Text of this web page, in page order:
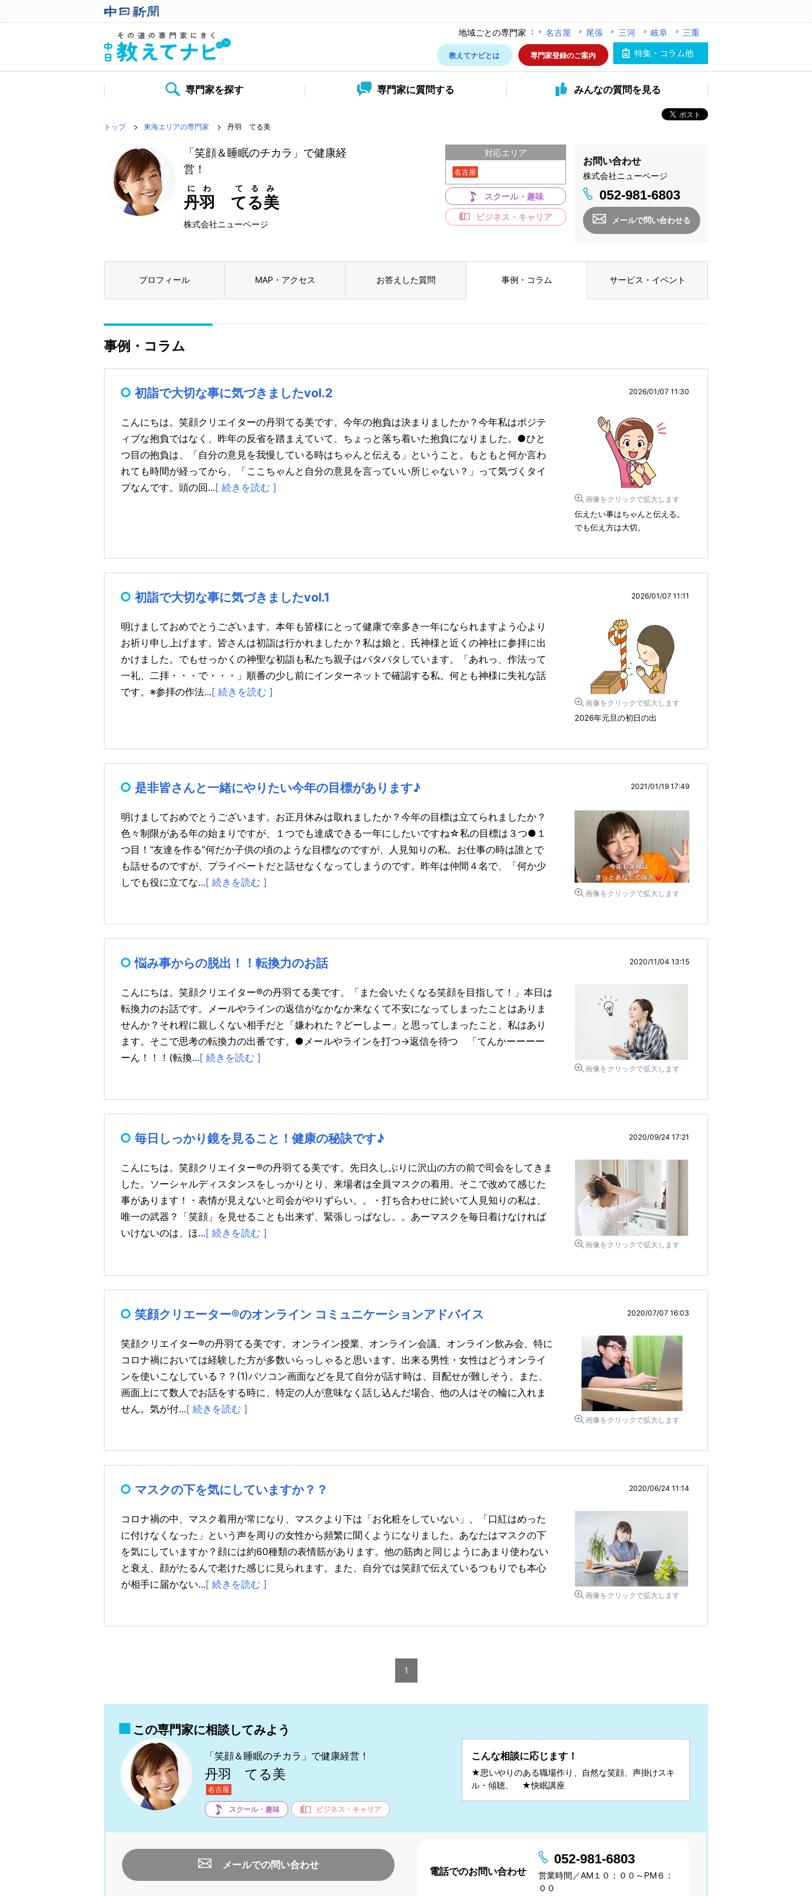
地域ごとの専門家 名古屋 尾張 三河 岐阜
三重
特集・コラム他
教えてナビとは 専門家登録のご案内
専門家を探す 専門家に質問する みんなの質問を見る
トップ 東海エリアの専門家 丹羽 てる美
「笑顔＆睡眠のチカラ」で健康経
営！
丹羽 てる美
にわ てるみ
株式会社ニューページ
お問い合わせ
株式会社ニューページ
052-981-6803
メールで問い合わせる
対応エリア
名古屋
スクール・趣味
ビジネス・キャリア
プロフィール MAP・アクセス お答えした質問 事例・コラム サービス・イベント
事例・コラム
初詣で大切な事に気づきましたvol.2 2026/01/07 11:30
こんにちは。笑顔クリエイターの丹羽てる美です。今年の抱負は決まりましたか？今年私はポジテ
ィブな抱負ではなく、昨年の反省を踏まえていて、ちょっと落ち着いた抱負になりました。●ひと
つ目の抱負は、「自分の意見を我慢している時はちゃんと伝える」ということ。もともと何か言わ
れても時間が経ってから、「ここちゃんと自分の意見を言っていい所じゃない？」って気づくタイ
プなんです。頭の回...[ 続きを読む ]
画像をクリックで拡大します
伝えたい事はちゃんと伝える。
でも伝え方は大切。
初詣で大切な事に気づきましたvol.1 2026/01/07 11:11
明けましておめでとうございます。本年も皆様にとって健康で幸多き一年になられますよう心より
お祈り申し上げます。皆さんは初詣は行かれましたか？私は娘と、氏神様と近くの神社に参拝に出
かけました。でもせっかくの神聖な初詣も私たち親子はバタバタしています。「あれっ、作法って
一礼、二拝・・・で・・・」順番の少し前にインターネットで確認する私。何とも神様に失礼な話
です。※参拝の作法...[ 続きを読む ]
画像をクリックで拡大します
2026年元旦の初日の出
是非皆さんと一緒にやりたい今年の目標があります♪ 2021/01/19 17:49
明けましておめでとうございます。お正月休みは取れましたか？今年の目標は立てられましたか？
色々制限がある年の始まりですが、１つでも達成できる一年にしたいですね☆私の目標は３つ●１
つ目！“友達を作る”何だか子供の頃のような目標なのですが、人見知りの私。お仕事の時は誰とで
も話せるのですが、プライベートだと話せなくなってしまうのです。昨年は仲間４名で、「何か少
しでも役に立てな...[ 続きを読む ]
画像をクリックで拡大します
悩み事からの脱出！！転換力のお話 2020/11/04 13:15
こんにちは。笑顔クリエイター®の丹羽てる美です。「また会いたくなる笑顔を目指して！」本日は
転換力のお話です。メールやラインの返信がなかなか来なくて不安になってしまったことはありま
せんか？それ程に親しくない相手だと「嫌われた？どーしよー」と思ってしまったこと、私はあり
ます。そこで思考の転換力の出番です。●メールやラインを打つ→返信を待つ 「てんかーーーー
ーん！！！(転換...[ 続きを読む ]
画像をクリックで拡大します
毎日しっかり鏡を見ること！健康の秘訣です♪ 2020/09/24 17:21
こんにちは。笑顔クリエイター®の丹羽てる美です。先日久しぶりに沢山の方の前で司会をしてきま
した。ソーシャルディスタンスをしっかりとり、来場者は全員マスクの着用。そこで改めて感じた
事があります！・表情が見えないと司会がやりずらい。。・打ち合わせに於いて人見知りの私は、
唯一の武器？「笑顔」を見せることも出来ず、緊張しっぱなし。。あーマスクを毎日着けなければ
いけないのは、ほ...[ 続きを読む ]
画像をクリックで拡大します
笑顔クリエーター®のオンライン コミュニケーションアドバイス 2020/07/07 16:03
笑顔クリエイター®の丹羽てる美です。オンライン授業、オンライン会議、オンライン飲み会、特に
コロナ禍においては経験した方が多数いらっしゃると思います。出来る男性・女性はどうオンライ
ンを使いこなしている？？(1)パソコン画面などを見て自分が話す時は、目配せが難しそう。また、
画面上にて数人でお話をする時に、特定の人が意味なく話し込んだ場合、他の人はその輪に入れま
せん。気が付...[ 続きを読む ]
画像をクリックで拡大します
マスクの下を気にしていますか？？ 2020/06/24 11:14
コロナ禍の中、マスク着用が常になり、マスクより下は「お化粧をしていない」、「口紅はめった
に付けなくなった」という声を周りの女性から頻繁に聞くようになりました。あなたはマスクの下
を気にしていますか？顔には約60種類の表情筋があります。他の筋肉と同じようにあまり使わない
と衰え、顔がたるんで老けた感じに見られます。また、自分では笑顔で伝えているつもりでも本心
が相手に届かない...[ 続きを読む ]
画像をクリックで拡大します
1
この専門家に相談してみよう
「笑顔＆睡眠のチカラ」で健康経営！
丹羽 てる美
名古屋
スクール・趣味 ビジネス・キャリア
こんな相談に応じます！
★思いやりのある職場作り、自然な笑顔、声掛けスキ
ル・傾聴、 ★快眠講座
メールでの問い合わせ
電話でのお問い合わせ
052-981-6803
営業時間／AM１０：００～PM６：
００